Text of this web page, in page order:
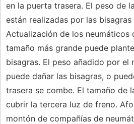
en la puerta trasera. El peso de
están realizadas por las
Actualización de los neumáticos
tamaño más grande puede
bisagras. El peso añadido por el
puede dañar las bisagras, o
trasera se combe. El tamaño de
cubrir la tercera luz de freno.
montón de compañías de